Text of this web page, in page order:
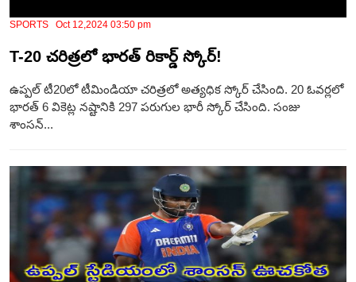
SPORTS Oct 12,2024 03:50 pm
T-20 చరిత్రలో భార‌త్ రికార్డ్ స్కోర్!
ఉప్పల్ టీ20లో టీమిండియా చరిత్రలో అత్యధిక స్కోర్ చేసింది. 20 ఓవర్లలో
భారత్ 6 వికెట్ల నష్టానికి 297 పరుగుల భారీ స్కోర్ చేసింది. సంజు
శాంసన్...